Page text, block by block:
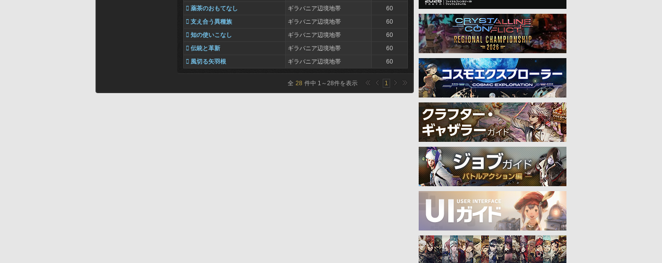
 薬茶のおもてなし
ギラバニア辺境地帯
60
 支え合う異種族
ギラバニア辺境地帯
60
 知の使いこなし
ギラバニア辺境地帯
60
 伝統と革新
ギラバニア辺境地帯
60
 風切る矢羽根
ギラバニア辺境地帯 60
全 28 件中 1 ～28件を表示 1